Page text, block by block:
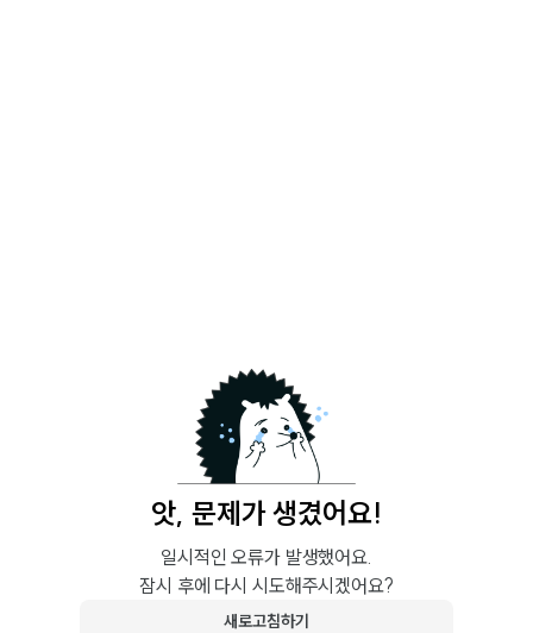
앗, 문제가 생겼어요!
일시적인 오류가 발생했어요.
잠시 후에 다시 시도해주시겠어요?
새로고침하기